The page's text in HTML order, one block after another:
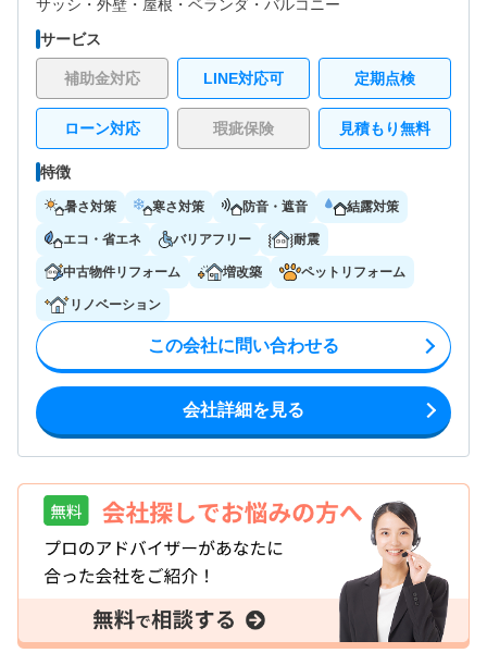
サッシ・ 外壁・ 屋根・ ベランダ・バルコニー
サービス
補助金対応 LINE対応可 定期点検
ローン対応 瑕疵保険 見積もり無料
特徴
暑さ対策 寒さ対策 防音・遮音 結露対策
エコ・省エネ バリアフリー 耐震
中古物件リフォーム 増改築 ペットリフォーム
リノベーション
この会社に問い合わせる
会社詳細を見る